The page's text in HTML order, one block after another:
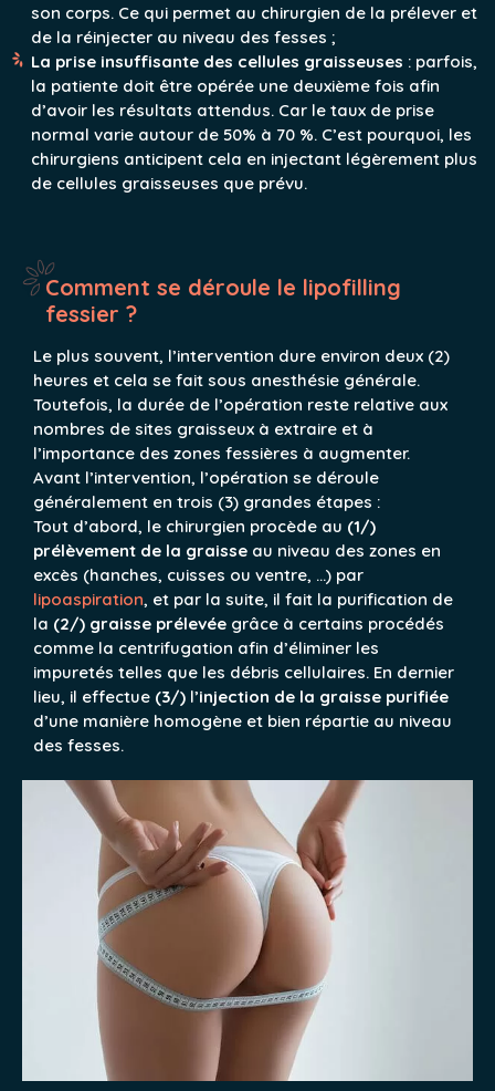
son corps. Ce qui permet au chirurgien de la prélever et
de la réinjecter au niveau des fesses ;
La prise insuffisante des cellules graisseuses : parfois,
la patiente doit être opérée une deuxième fois afin
d’avoir les résultats attendus. Car le taux de prise
normal varie autour de 50% à 70 %. C’est pourquoi, les
chirurgiens anticipent cela en injectant légèrement plus
de cellules graisseuses que prévu.
Comment se déroule le lipofilling
fessier ?
Le plus souvent, l’intervention dure environ deux (2)
heures et cela se fait sous anesthésie générale.
Toutefois, la durée de l’opération reste relative aux
nombres de sites graisseux à extraire et à
l’importance des zones fessières à augmenter.
Avant l’intervention, l’opération se déroule
généralement en trois (3) grandes étapes :
Tout d’abord, le chirurgien procède au (1/)
prélèvement de la graisse au niveau des zones en
excès (hanches, cuisses ou ventre, …) par
lipoaspiration, et par la suite, il fait la purification de
la (2/) graisse prélevée grâce à certains procédés
comme la centrifugation afin d’éliminer les
impuretés telles que les débris cellulaires. En dernier
lieu, il effectue (3/) l’injection de la graisse purifiée
d’une manière homogène et bien répartie au niveau
des fesses.